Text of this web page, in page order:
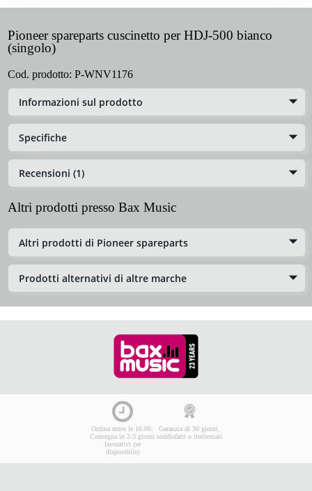
Pioneer spareparts cuscinetto per HDJ-500 bianco
(singolo)
Cod. prodotto: P-WNV1176
Informazioni sul prodotto
Specifiche
Recensioni (1)
Altri prodotti presso Bax Music
Altri prodotti di Pioneer spareparts
Prodotti alternativi di altre marche
Ordina entro le 16:00:
Consegna in 2-3 giorni
lavorativi (se
disponibile)
Garanzia di 30 giorni,
soddisfatti o rimborsati